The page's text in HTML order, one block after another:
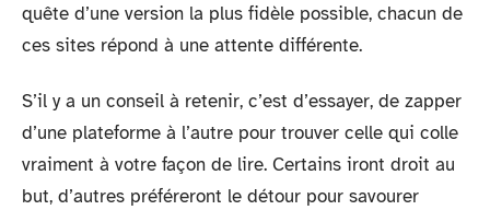
quête d’une version la plus fidèle possible, chacun de
ces sites répond à une attente différente.
S’il y a un conseil à retenir, c’est d’essayer, de zapper
d’une plateforme à l’autre pour trouver celle qui colle
vraiment à votre façon de lire. Certains iront droit au
but, d’autres préféreront le détour pour savourer